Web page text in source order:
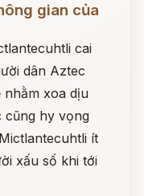
gian của
cai
dân Aztec
nhằm xoa dịu
cũng hy vọng
ít
xấu số khi tới